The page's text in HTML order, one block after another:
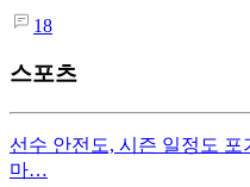
18
스포츠
선수 안전도, 시즌 일정도
마…